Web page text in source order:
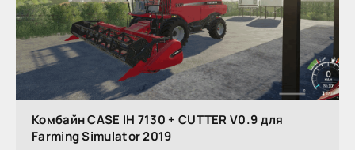
Комбайн CASE IH 7130 + CUTTER V0.9 для
Farming Simulator 2019